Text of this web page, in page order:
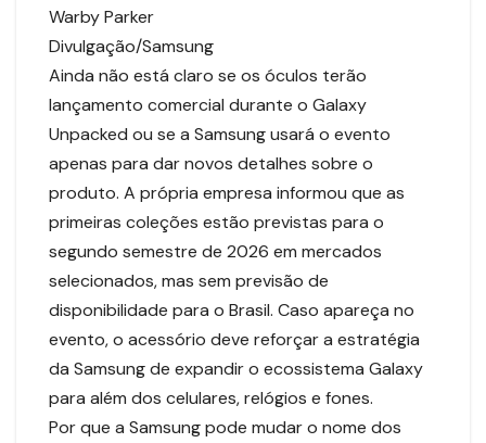
Warby Parker
Divulgação/Samsung
Ainda não está claro se os óculos terão
lançamento comercial durante o Galaxy
Unpacked ou se a Samsung usará o evento
apenas para dar novos detalhes sobre o
produto. A própria empresa informou que as
primeiras coleções estão previstas para o
segundo semestre de 2026 em mercados
selecionados, mas sem previsão de
disponibilidade para o Brasil. Caso apareça no
evento, o acessório deve reforçar a estratégia
da Samsung de expandir o ecossistema Galaxy
para além dos celulares, relógios e fones.
Por que a Samsung pode mudar o nome dos